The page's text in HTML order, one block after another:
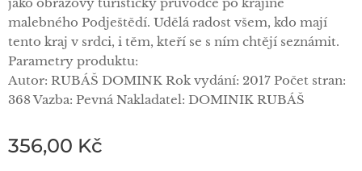
malebného Podještědí. Udělá radost všem, kdo mají
tento kraj v srdci, i těm, kteří se s ním chtějí seznámit.
Parametry produktu:
Autor: RUBÁŠ DOMINK Rok vydání: 2017 Počet stran:
368 Vazba: Pevná Nakladatel: DOMINIK RUBÁŠ
356,00 Kč